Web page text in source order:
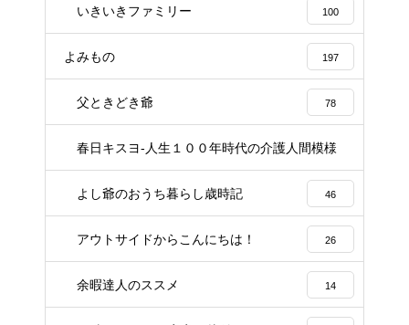
いきいきファミリー 100
よみもの 197
父ときどき爺 78
春日キスヨ-人生１００年時代の介護人間模様
よし爺のおうち暮らし歳時記 46
アウトサイドからこんにちは！ 26
余暇達人のススメ 14